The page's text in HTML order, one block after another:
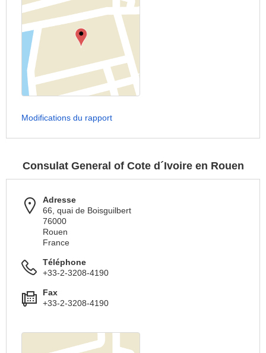
Modifications du rapport
Consulat General of Cote d´Ivoire en Rouen
Adresse
66, quai de Boisguilbert
76000
Rouen
France
Téléphone
+33-2-3208-4190
Fax
+33-2-3208-4190